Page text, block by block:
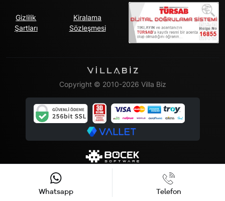
Gizlilik
Şartları
Kiralama
Sözleşmesi
Copyright © 2010-2026 Villa Biz
Whatsapp Telefon